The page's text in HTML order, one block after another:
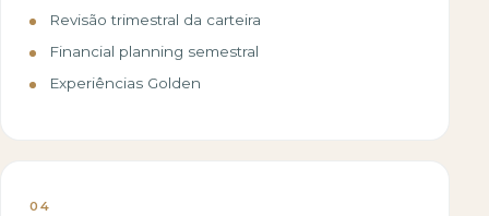
Revisão trimestral da carteira
Financial planning semestral
Experiências Golden
04